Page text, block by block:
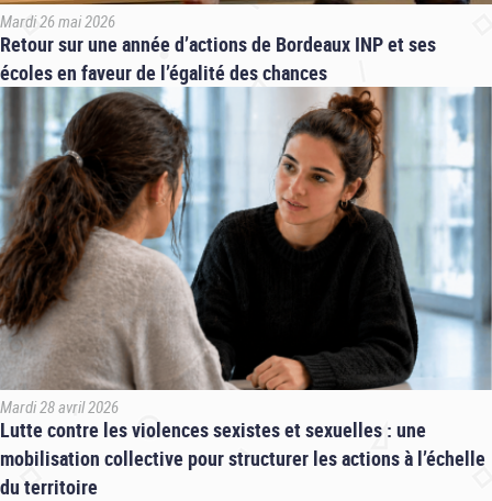
Mardi 26 mai 2026
Retour sur une année d’actions de Bordeaux INP et ses
écoles en faveur de l’égalité des chances
Mardi 28 avril 2026
Lutte contre les violences sexistes et sexuelles : une
mobilisation collective pour structurer les actions à l’échelle
du territoire